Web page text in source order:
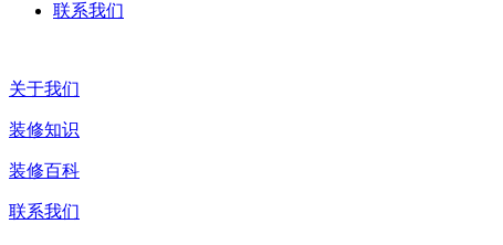
联系我们
关于我们
装修知识
装修百科
联系我们